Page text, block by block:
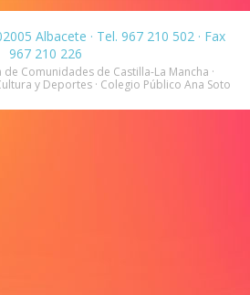
Albacete · Tel. 967 210 502 · Fax
967 210 226
de Comunidades de Castilla-La Mancha ·
y Deportes · Colegio Público Ana Soto